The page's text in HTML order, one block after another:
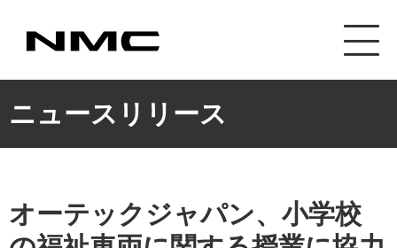
カスタマイズ事
ニュースリリース
オーテックジャパン、小学校